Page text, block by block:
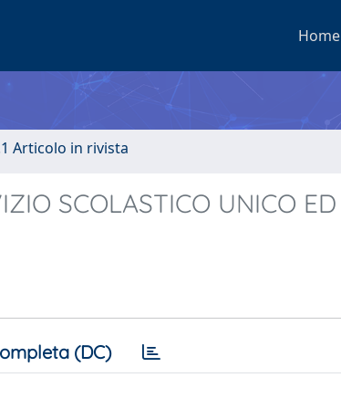
Home
Articolo in rivista
SCOLASTICO UNICO ED
(DC)